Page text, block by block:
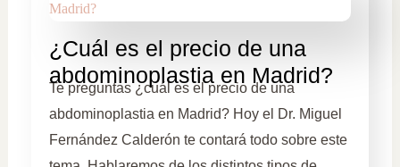
¿Cuál es el precio de una
abdominoplastia en Madrid?
Te preguntas ¿cuál es el precio de una
abdominoplastia en Madrid? Hoy el Dr. Miguel
Fernández Calderón te contará todo sobre este